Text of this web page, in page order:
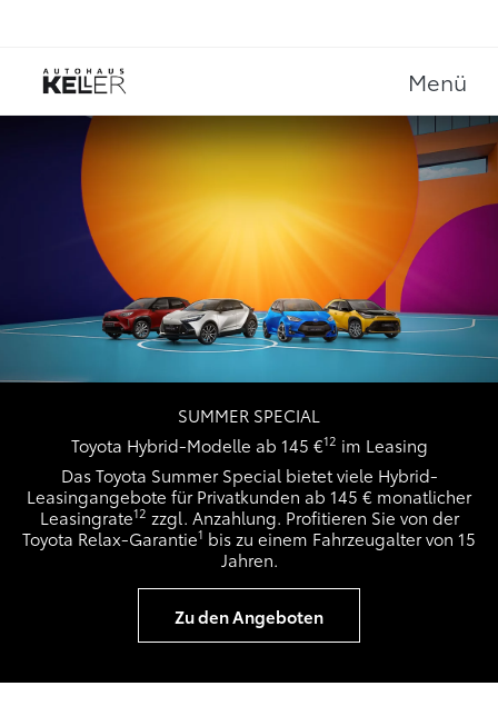
Menü
SUMMER SPECIAL
Toyota Hybrid-Modelle ab 145 €12 im Leasing
Das Toyota Summer Special bietet viele Hybrid-
Leasingangebote für Privatkunden ab 145 € monatlicher
Leasingrate12 zzgl. Anzahlung. Profitieren Sie von der
Toyota Relax-Garantie1 bis zu einem Fahrzeugalter von 15
Jahren.
Zu den Angeboten